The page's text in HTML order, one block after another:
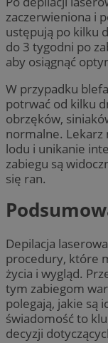
zaczerwieniona i
ustępują po kilku
do 3 tygodni po
aby osiągnąć
W przypadku
potrwać od kilku
obrzęków,
normalne. Lekarz
lodu i unikanie
zabiegu są
się ran.
Depilacja
procedury, które
życia i wygląd.
tym zabiegom
polegają, jakie są
świadomość to
decyzji